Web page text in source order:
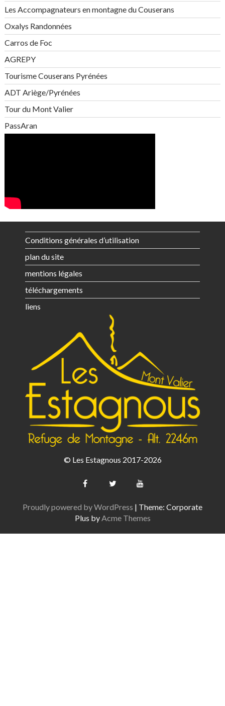
Les Accompagnateurs en montagne du Couserans
Oxalys Randonnées
Carros de Foc
AGREPY
Tourisme Couserans Pyrénées
ADT Ariège/Pyrénées
Tour du Mont Valier
PassAran
Conditions générales d’utilisation
plan du site
mentions légales
téléchargements
liens
© Les Estagnous 2017-2026
Proudly powered by WordPress | Theme: Corporate
Plus byAcme Themes